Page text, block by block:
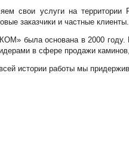
свои услуги на
заказчики и частные клиенты.
была основана в 2000 году.
в сфере продажи
истории работы мы